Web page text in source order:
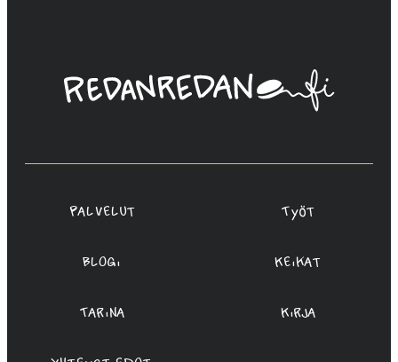
Linda
Saukko-
Oy
Palvelut Työt
Blogi Keikat
Tarina Kirja